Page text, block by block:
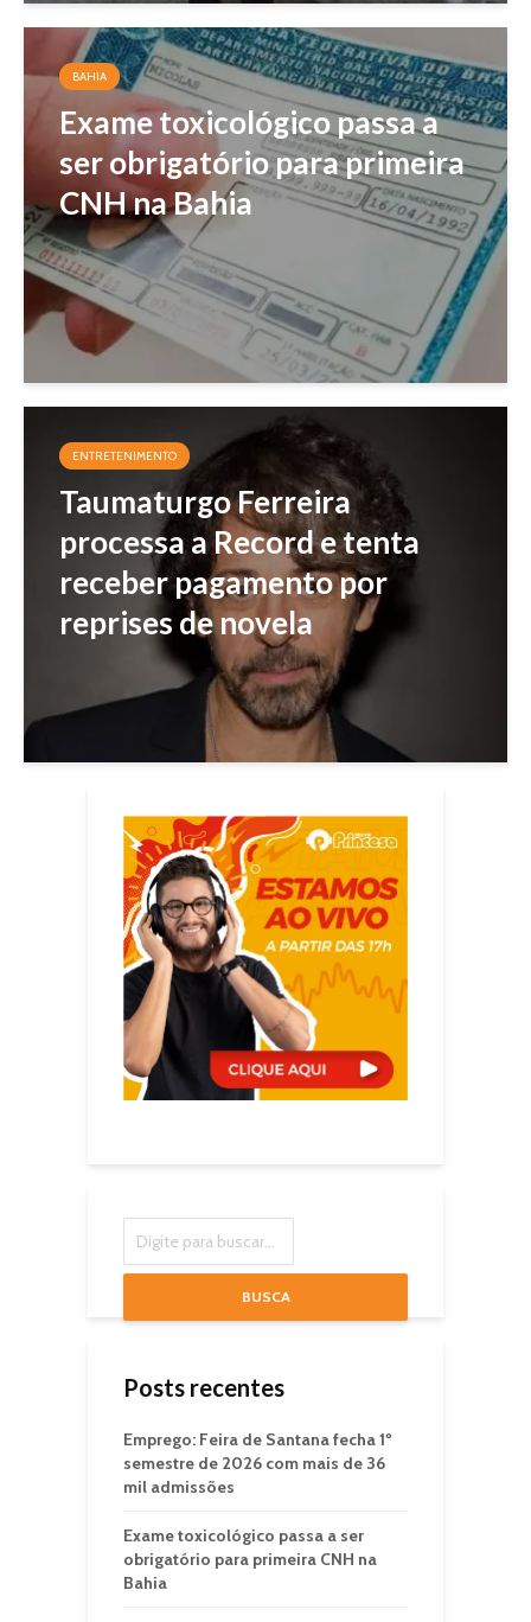
BAHIA
Exame toxicológico passa a
ser obrigatório para primeira
CNH na Bahia
ENTRETENIMENTO
Taumaturgo Ferreira
processa a Record e tenta
receber pagamento por
reprises de novela
BUSCA
Posts recentes
Emprego: Feira de Santana fecha 1º
semestre de 2026 com mais de 36
mil admissões
Exame toxicológico passa a ser
obrigatório para primeira CNH na
Bahia